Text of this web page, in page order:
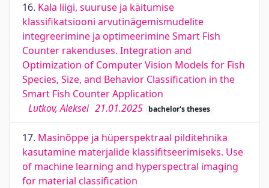
16. Kala liigi, suuruse ja käitumise
klassifikatsiooni arvutinägemismudelite
integreerimine ja optimeerimine Smart Fish
Counter rakenduses. Integration and
Optimization of Computer Vision Models for Fish
Species, Size, and Behavior Classification in the
Smart Fish Counter Application
Lutkov, Aleksei 21.01.2025 bachelor's theses
17. Masinõppe ja hüperspektraal pilditehnika
kasutamine materjalide klassifitseerimiseks. Use
of machine learning and hyperspectral imaging
for material classification